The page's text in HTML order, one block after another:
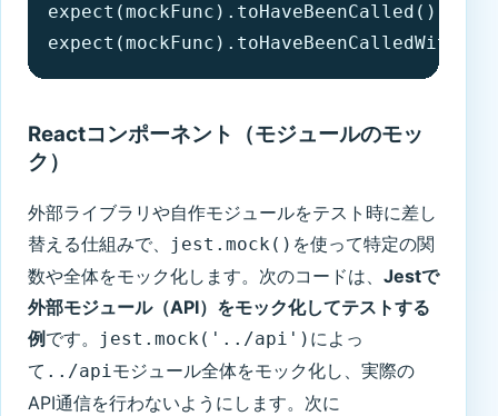
expect(mockFunc).toHaveBeenCalled();
Reactコンポーネント（モジュールのモッ
ク）
外部ライブラリや自作モジュールをテスト時に差し
替える仕組みで、
jest.mock() を使って特定の関
数や全体をモック化します。次のコードは、 Jestで
外部モジュール（API）をモック化してテストする
例 です。 jest.mock('../api') によっ
て ../apiモジュール全体をモック化し、実際の
API通信を行わないようにします。次に